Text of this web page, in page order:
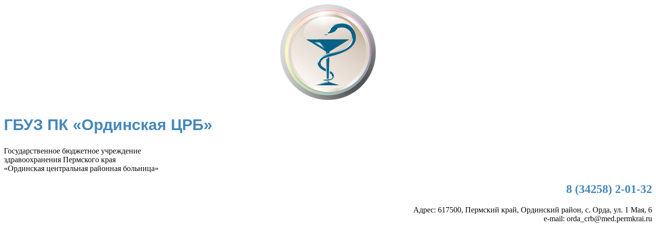
ГБУЗ ПК «Ординская ЦРБ»
Государственное бюджетное учреждение
здравоохранения Пермского края
«Ординская центральная районная больница»
8 (34258) 2-01-32
Адрес: 617500, Пермский край, Ординский район, с. Орда, ул. 1 Мая, 6
e-mail: orda_crb@med.permkrai.ru